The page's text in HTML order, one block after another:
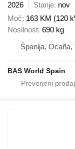
2026
Stanje nov
Moč 163 KM (120
Nosilnost 690 kg
Španija, Ocaña,
BAS World Spain